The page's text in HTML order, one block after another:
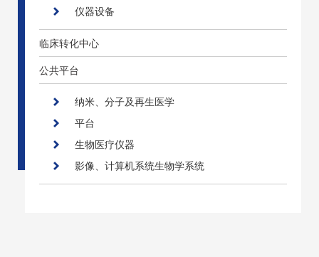
仪器设备
临床转化中心
公共平台
纳米、分子及再生医学
平台
生物医疗仪器
影像、计算机系统生物学系统